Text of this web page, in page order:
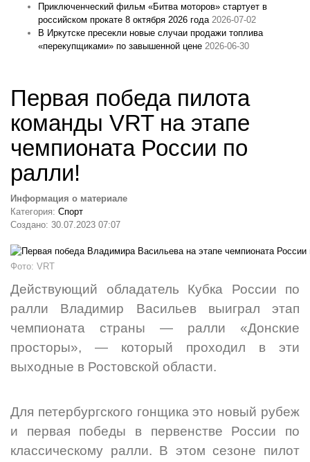
Приключенческий фильм «Битва моторов» стартует в
российском прокате 8 октября 2026 года 2026-07-02
В Иркутске пресекли новые случаи продажи топлива
«перекупщиками» по завышенной цене 2026-06-30
Первая победа пилота
команды VRT на этапе
чемпионата России по
ралли!
Информация о материале
Категория: Спорт
Создано: 30.07.2023 07:07
Фото: VRT
Действующий обладатель Кубка России по
ралли Владимир Васильев выиграл этап
чемпионата страны — ралли «Донские
просторы», — который проходил в эти
выходные в Ростовской области.
Для петербургского гонщика это новый рубеж
и первая победы в первенстве России по
классическому ралли. В этом сезоне пилот